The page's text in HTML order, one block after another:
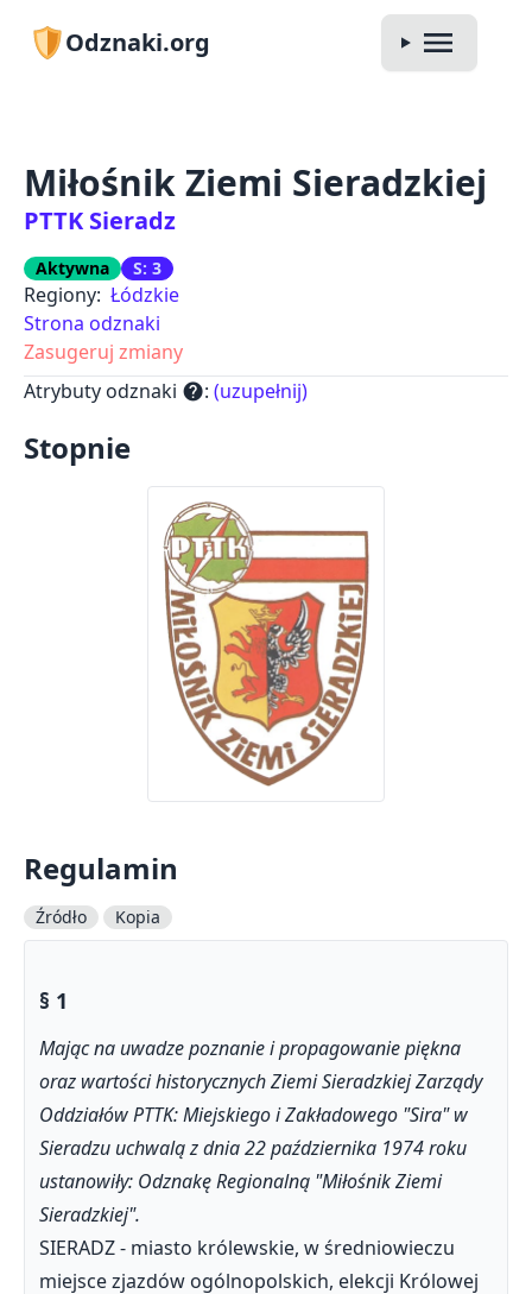
Odznaki.org
Miłośnik Ziemi Sieradzkiej
PTTK Sieradz
Aktywna S: 3
Regiony: Łódzkie
Strona odznaki
Zasugeruj zmiany
Atrybuty odznaki help: (uzupełnij)
Stopnie
Regulamin
Źródło Kopia
§ 1
Mając na uwadze poznanie i propagowanie piękna
oraz wartości historycznych Ziemi Sieradzkiej Zarządy
Oddziałów PTTK: Miejskiego i Zakładowego "Sira" w
Sieradzu uchwalą z dnia 22 października 1974 roku
ustanowiły: Odznakę Regionalną "Miłośnik Ziemi
Sieradzkiej".
SIERADZ - miasto królewskie, w średniowieczu
miejsce zjazdów ogólnopolskich, elekcji Królowej